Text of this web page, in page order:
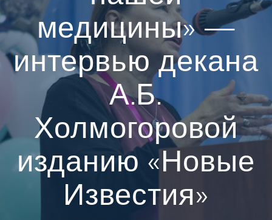
медицины» —
интервью декана
А.Б.
Холмогоровой
изданию «Новые
Известия»